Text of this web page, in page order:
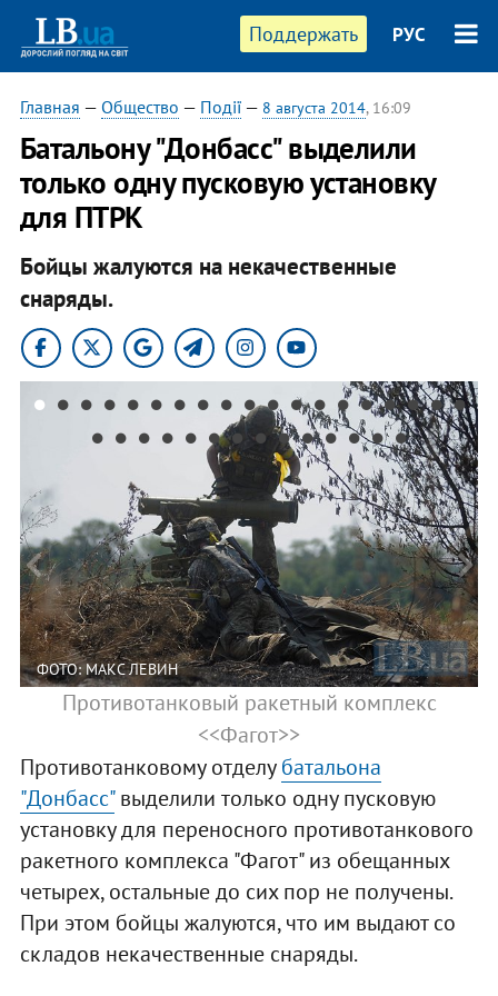
Поддержать РУС
Главная — Общество — Події— 8 августа 2014, 16:09
Батальону "Донбасс" выделили
только одну пусковую установку
для ПТРК
Бойцы жалуются на некачественные
снаряды.
ФОТО: МАКС ЛЕВИН
Противотанковый ракетный комплекс
<<Фагот>>
Противотанковому отделубатальона
"Донбасс"выделили только одну пусковую
установку для переносного противотанкового
ракетного комплекса "Фагот" из обещанных
четырех, остальные до сих пор не получены.
При этом бойцы жалуются, что им выдают со
складов некачественные снаряды.